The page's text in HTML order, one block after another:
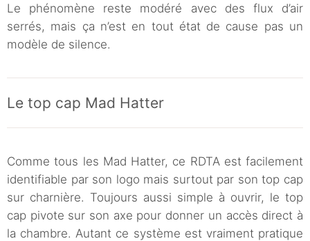
Le phénomène reste modéré avec des flux d’air
serrés, mais ça n’est en tout état de cause pas un
modèle de silence.
Le top cap Mad Hatter
Comme tous les Mad Hatter, ce RDTA est facilement
identifiable par son logo mais surtout par son top cap
sur charnière. Toujours aussi simple à ouvrir, le top
cap pivote sur son axe pour donner un accès direct à
la chambre. Autant ce système est vraiment pratique